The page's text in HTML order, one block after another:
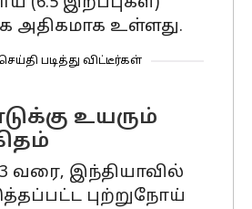
அதிகமாக உள்ளது.
படித்து விட்டீர்கள்
உயரும்
வரை, இந்தியாவில்
புற்றுநோய்